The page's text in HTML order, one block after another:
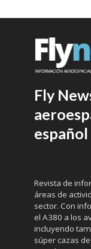
Fly
español
Revista de
áreas de
sector. Con
el A380 a los
incluyendo
súper cazas